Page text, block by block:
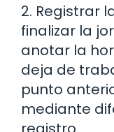
2. Registrar
finalizar la
anotar la
deja de
punto
mediante